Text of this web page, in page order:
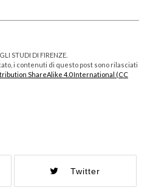
STUDI DI FIRENZE.
i contenuti di questo post sono rilasciati
ShareAlike 4.0 International (CC
Twitter